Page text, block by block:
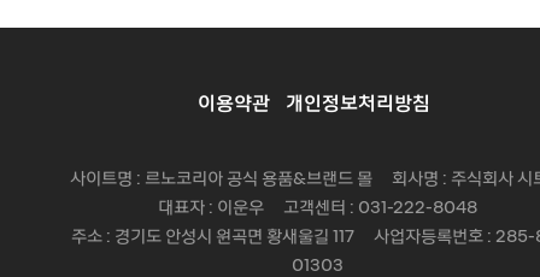
이용약관 개인정보처리방침
사이트명 : 르노코리아 공식 용품&브랜드 몰 회사명 : 주식회사 시
대표자 : 이운우 고객센터 : 031-222-8048
주소 : 경기도 안성시 원곡면 황새울길 117 사업자등록번호 :
01303